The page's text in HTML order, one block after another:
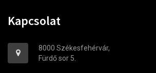
Kapcsolat
8000 Székesfehérvár,
Fürdő sor 5.